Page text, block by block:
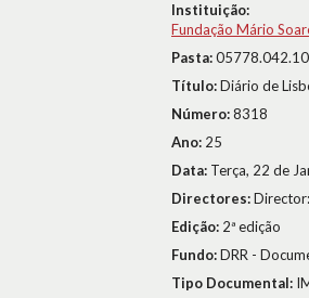
Instituição:
Fundação Mário
Pasta:
Título:Diário de
Número:8318
Ano: 25
Data: Terça, 22 de
Directores:
Edição: 2ª edição
Fundo:DRR -
Tipo Documental: